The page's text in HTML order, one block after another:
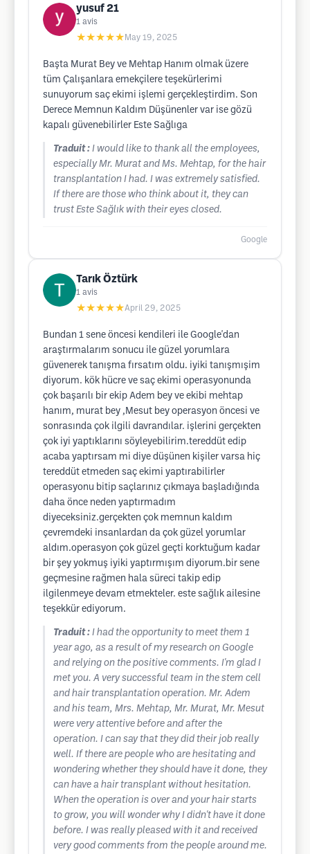
yusuf 21
1 avis
★★★★★ May 19, 2025
Başta Murat Bey ve Mehtap Hanım olmak üzere
tüm Çalışanlara emekçilere teşekürlerimi
sunuyorum saç ekimi işlemi gerçekleştirdim. Son
Derece Memnun Kaldım Düşünenler var ise gözü
kapalı güvenebilirler Este Sağlıga
Traduit : I would like to thank all the employees,
especially Mr. Murat and Ms. Mehtap, for the hair
transplantation I had. I was extremely satisfied.
If there are those who think about it, they can
trust Este Sağlık with their eyes closed.
Google
Tarık Öztürk
1 avis
★★★★★April 29, 2025
Bundan 1 sene öncesi kendileri ile Google'dan
araştırmalarım sonucu ile güzel yorumlara
güvenerek tanışma fırsatım oldu. iyiki tanışmışim
diyorum. kök hücre ve saç ekimi operasyonunda
çok başarılı bir ekip Adem bey ve ekibi mehtap
hanım, murat bey ,Mesut bey operasyon öncesi ve
sonrasında çok ilgili davrandılar. işlerini gerçekten
çok iyi yaptıklarını söyleyebilirim.tereddüt edip
acaba yaptırsam mi diye düşünen kişiler varsa hiç
tereddüt etmeden saç ekimi yaptırabilirler
operasyonu bitip saçlarınız çıkmaya başladığında
daha önce neden yaptırmadım
diyeceksiniz.gerçekten çok memnun kaldım
çevremdeki insanlardan da çok güzel yorumlar
aldım.operasyon çok güzel geçti korktuğum kadar
bir şey yokmuş iyiki yaptırmışım diyorum.bir sene
geçmesine rağmen hala süreci takip edip
ilgilenmeye devam etmekteler. este sağlık ailesine
teşekkür ediyorum.
Traduit : I had the opportunity to meet them 1
year ago, as a result of my research on Google
and relying on the positive comments. I'm glad I
met you. A very successful team in the stem cell
and hair transplantation operation. Mr. Adem
and his team, Mrs. Mehtap, Mr. Murat, Mr. Mesut
were very attentive before and after the
operation. I can say that they did their job really
well. If there are people who are hesitating and
wondering whether they should have it done, they
can have a hair transplant without hesitation.
When the operation is over and your hair starts
to grow, you will wonder why I didn't have it done
before. I was really pleased with it and received
very good comments from the people around me.